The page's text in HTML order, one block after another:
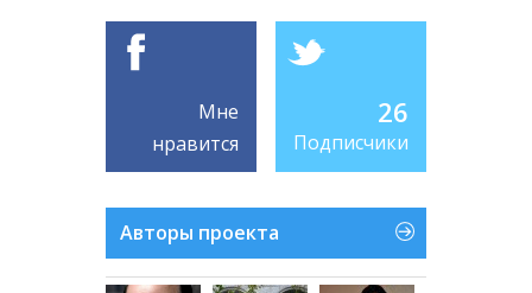
Мне
нравится
26
Подписчики
Авторы проекта